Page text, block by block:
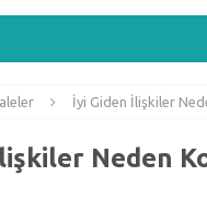
İyi Giden İlişkiler
Neden